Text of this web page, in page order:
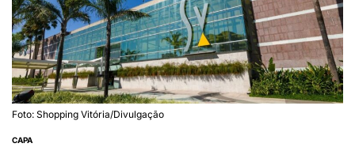
Foto: Shopping Vitória/Divulgação
CAPA